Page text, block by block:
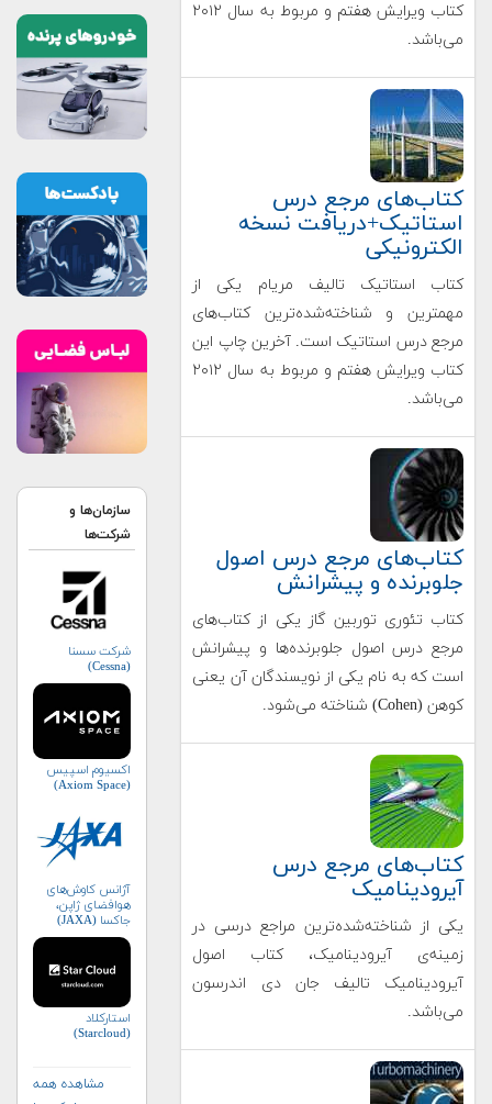
کتاب ویرایش هفتم و مربوط به سال ۲۰۱۲
می‌باشد.
کتاب‌های مرجع درس
استاتیک+دریافت نسخه
الکترونیکی
کتاب استاتیک تالیف مریام یکی از
مهمترین و شناخته‌شده‌ترین کتاب‌های
مرجع درس استاتیک است. آخرین چاپ این
کتاب ویرایش هفتم و مربوط به سال ۲۰۱۲
می‌باشد.
کتاب‌های مرجع درس اصول
جلوبرنده و پیشرانش
کتاب تئوری توربین گاز یکی از کتاب‌های
مرجع درس اصول جلوبرنده‌ها و پیشرانش
است که به نام یکی از نویسندگان آن یعنی
کوهن (Cohen) شناخته می‌شود.
کتاب‌های مرجع درس
آیرودینامیک
یکی از شناخته‌شده‌ترین مراجع درسی در
زمینه‌ی آیرودینامیک، کتاب اصول
آیرودینامیک تالیف جان دی اندرسون
می‌باشد.
سازمان‌ها و
شرکت‌ها
شرکت سسنا
(Cessna)
اکسیوم اسپیس
(Axiom Space)
آژانس کاوش‌های
هوافضای ژاپن،
جاکسا (JAXA)
استارکلاد
(Starcloud)
مشاهده همه